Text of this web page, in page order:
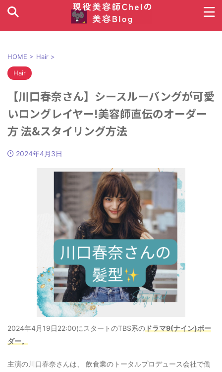
HOME > Hair >
Hair
【川口春奈さん】シースルーバングが可愛
いロングレイヤー!美容師直伝のオーダー
方 法&スタイリング方法
2024年4月3日
2024年4月19日22:00にスタートのTBS系のドラマ9(ナイン)ボー
ダー。
主演の川口春奈さんは、 飲食業のトータルプロデュース会社で働